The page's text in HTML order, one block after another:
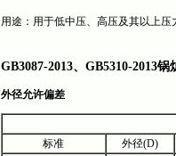
用途：用于低中压、高压及其以上
GB3087-2013、 GB5310-2013
外径允许偏差
标准 外径(D)